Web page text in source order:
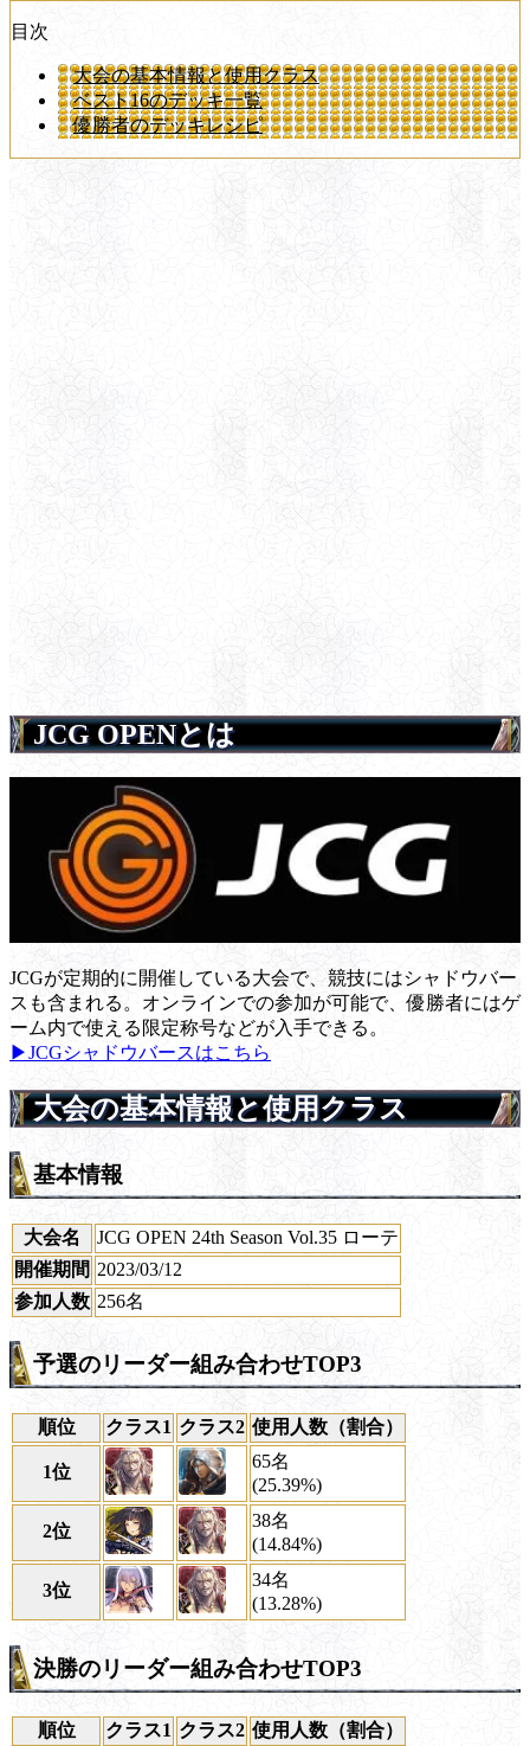
目次
大会の基本情報と使用クラス
ベスト16のデッキ一覧
優勝者のデッキレシピ
JCG OPENとは
JCGが定期的に開催している大会で、競技にはシャドウバー
スも含まれる。オンラインでの参加が可能で、優勝者にはゲ
ーム内で使える限定称号などが入手できる。
▶JCGシャドウバースはこちら
大会の基本情報と使用クラス
基本情報
大会名
JCG OPEN 24th Season Vol.35 ローテ
開催期間 2023/03/12
参加人数 256名
予選のリーダー組み合わせTOP3
順位 クラス1 クラス2 使用人数（割合）
1位
65名
(25.39%)
2位
38名
(14.84%)
3位
34名
(13.28%)
決勝のリーダー組み合わせTOP3
順位 クラス1 クラス2 使用人数（割合）